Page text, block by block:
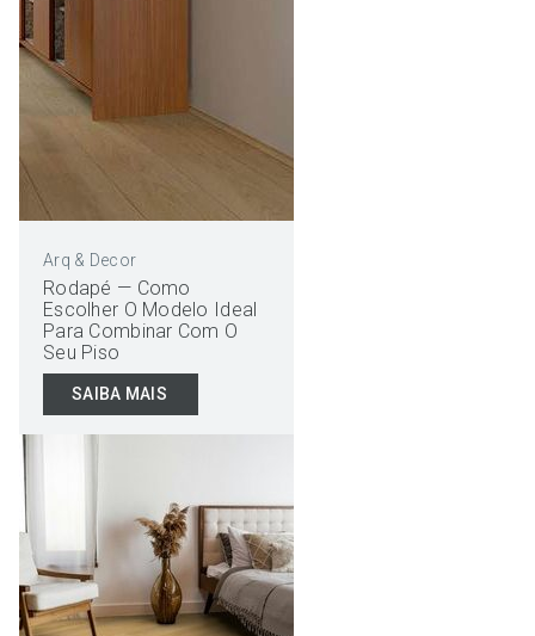
Arq & Decor
Rodapé — Como
Escolher O Modelo Ideal
Para Combinar Com O
Seu Piso
SAIBA MAIS